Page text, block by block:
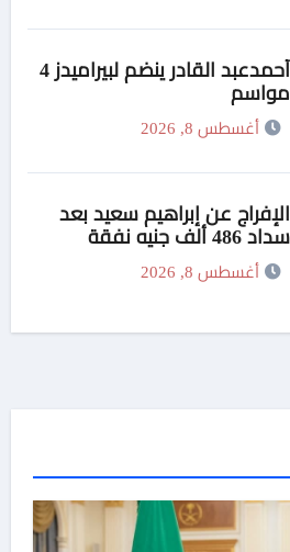
أحمدعبد القادر ينضم لبيراميدز 4
مواسم
أغسطس 8, 2026
الإفراج عن إبراهيم سعيد بعد
سداد 486 ألف جنيه نفقة
لطليقته
أغسطس 8, 2026